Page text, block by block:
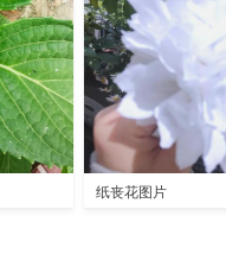
纸丧花图片